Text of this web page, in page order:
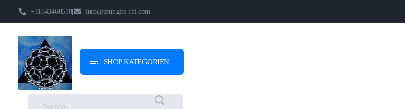
+31643468518 info@shungite-chi.com
Shungite-Chi | Groothandel
Echte Shungite Edel uit Karelie
SHOP KATEGORIEN